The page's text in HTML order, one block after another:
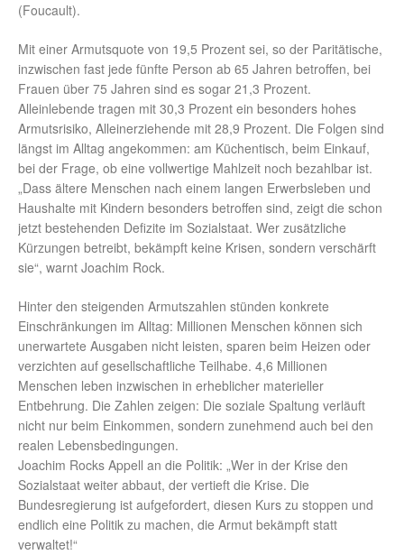
(Foucault).
Mit einer Armutsquote von 19,5 Prozent sei, so der Paritätische,
inzwischen fast jede fünfte Person ab 65 Jahren betroffen, bei
Frauen über 75 Jahren sind es sogar 21,3 Prozent.
Alleinlebende tragen mit 30,3 Prozent ein besonders hohes
Armutsrisiko, Alleinerziehende mit 28,9 Prozent. Die Folgen sind
längst im Alltag angekommen: am Küchentisch, beim Einkauf,
bei der Frage, ob eine vollwertige Mahlzeit noch bezahlbar ist.
„Dass ältere Menschen nach einem langen Erwerbsleben und
Haushalte mit Kindern besonders betroffen sind, zeigt die schon
jetzt bestehenden Defizite im Sozialstaat. Wer zusätzliche
Kürzungen betreibt, bekämpft keine Krisen, sondern verschärft
sie“, warnt Joachim Rock.
Hinter den steigenden Armutszahlen stünden konkrete
Einschränkungen im Alltag: Millionen Menschen können sich
unerwartete Ausgaben nicht leisten, sparen beim Heizen oder
verzichten auf gesellschaftliche Teilhabe. 4,6 Millionen
Menschen leben inzwischen in erheblicher materieller
Entbehrung. Die Zahlen zeigen: Die soziale Spaltung verläuft
nicht nur beim Einkommen, sondern zunehmend auch bei den
realen Lebensbedingungen.
Joachim Rocks Appell an die Politik: „Wer in der Krise den
Sozialstaat weiter abbaut, der vertieft die Krise. Die
Bundesregierung ist aufgefordert, diesen Kurs zu stoppen und
endlich eine Politik zu machen, die Armut bekämpft statt
verwaltet!“